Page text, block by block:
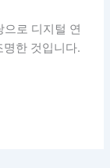
으로 디지털 연
명한 것입니다.